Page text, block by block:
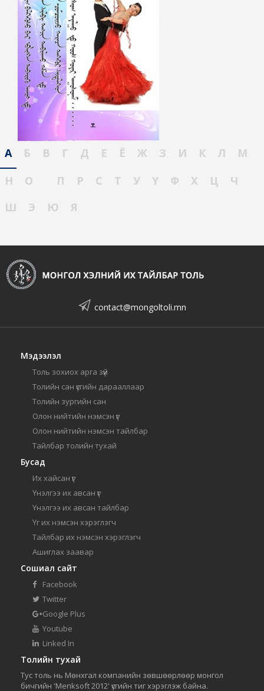
А Б В Г Д Е Ё Ж З И К Л
М
Н
О П Р С Т У Ү Ф Х Ц
Ч
Ш
Э Ю Я
contact@mongoltoli.mn
Мэдээлэл
Толь зохиох арга зүй
Толийн сан үсгийн дарааллаар
Толийн зургийн сан
Олон нийтийн нэмсэн үг
Олон нийтийн нэмсэн тайлбар
Тайлбар толийн тухай
Бусад
Их хайсан үг
Үнэлгээ их авсан үг
Үнэлгээ их авсан тайлбар
Үг их нэмсэн хэрэглэгч
Тайлбар их нэмсэн хэрэглэгч
Ашиглах заавар
Сошиал сайт
Facebook
Twitter
Google Plus
Youtube
Linked In
Толийн тухай
Тус толь нь Мөнхгал компанийн зөвшөөрлөөр монгол
бичгийн 'Menksoft 2012' үсгийн тиг хэрэглэж байна.